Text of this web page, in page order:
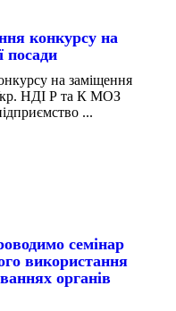
конкурсу на
посади
на заміщення
НДІ Р та К МОЗ
...
семінар
використання
органів